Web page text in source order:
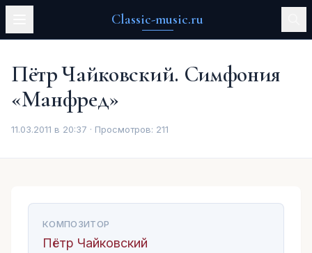
Classic-music.ru
Пётр Чайковский. Симфония
«Манфред»
11.03.2011 в 20:37 · Просмотров: 211
КОМПОЗИТОР
Пётр Чайковский